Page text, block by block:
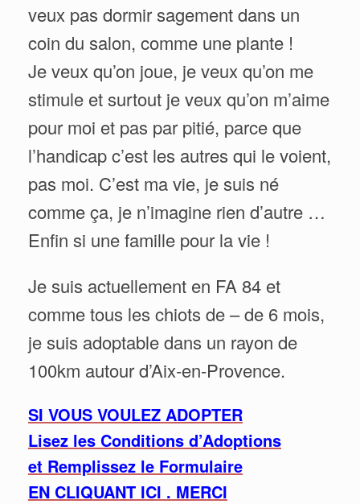
veux pas dormir sagement dans un
coin du salon, comme une plante !
Je veux qu’on joue, je veux qu’on me
stimule et surtout je veux qu’on m’aime
pour moi et pas par pitié, parce que
l’handicap c’est les autres qui le voient,
pas moi. C’est ma vie, je suis né
comme ça, je n’imagine rien d’autre …
Enfin si une famille pour la vie !
Je suis actuellement en FA 84 et
comme tous les chiots de – de 6 mois,
je suis adoptable dans un rayon de
100km autour d’Aix-en-Provence.
SI VOUS VOULEZ ADOPTER
Lisez les Conditions d’Adoptions
et Remplissez le Formulaire
EN CLIQUANT ICI . MERCI